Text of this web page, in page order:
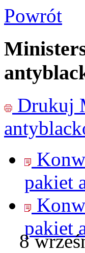
Powrót
Drukuj
pakiet
pakiet
8